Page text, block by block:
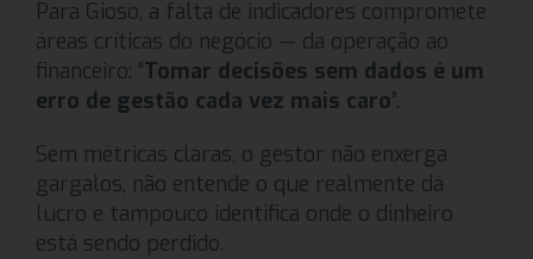
Para Gioso, a falta de indicadores compromete
áreas críticas do negócio — da operação ao
financeiro: “Tomar decisões sem dados é um
erro de gestão cada vez mais caro”.
Sem métricas claras, o gestor não enxerga
gargalos, não entende o que realmente dá
lucro e tampouco identifica onde o dinheiro
está sendo perdido.